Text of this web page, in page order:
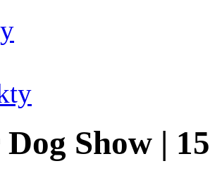
Show |